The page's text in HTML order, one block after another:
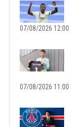
07/08/2026 12:00
07/08/2026 11:00